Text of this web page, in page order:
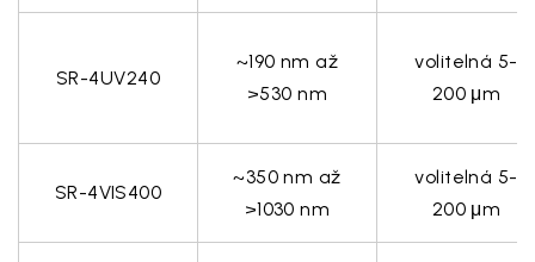
SR-4UV240
~190 nm až
>530 nm
volitelná 5-
200 μm
SR-4VIS400
~350 nm až
>1030 nm
volitelná 5-
200 μm